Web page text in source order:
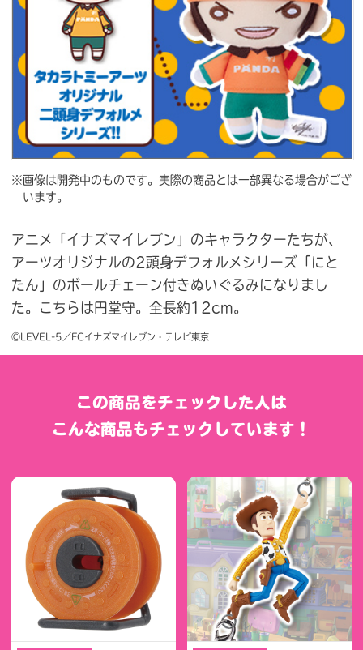
※画像は開発中のものです。実際の商品とは一部異なる場合がござ
います。
アニメ「イナズマイレブン」のキャラクターたちが、
アーツオリジナルの2頭身デフォルメシリーズ「にと
たん」のボールチェーン付きぬいぐるみになりまし
た。こちらは円堂守。全長約12cm。
©LEVEL-5／FCイナズマイレブン・テレビ東京
この商品をチェックした人は
こんな商品もチェックしています！